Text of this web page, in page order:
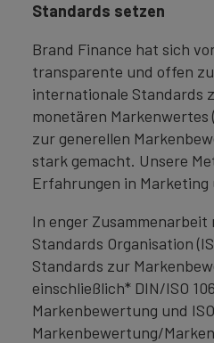
Standards setzen
Brand Finance hat sich
transparente und offen
internationale Standards
monetären Markenwertes
zur generellen
stark gemacht. Unsere
Erfahrungen in
In enger
Standards Organisation
Standards zur
einschließlich* DIN/ISO
Markenbewertung und
Markenbewertung/